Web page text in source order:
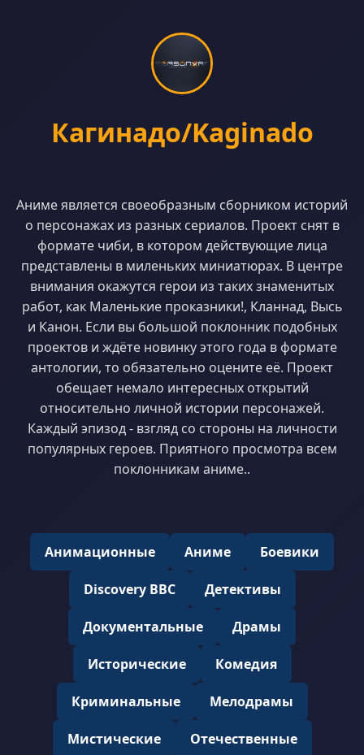
Кагинадо/Kaginado
Аниме является своеобразным сборником историй
о персонажах из разных сериалов. Проект снят в
формате чиби, в котором действующие лица
представлены в миленьких миниатюрах. В центре
внимания окажутся герои из таких знаменитых
работ, как Маленькие проказники!, Кланнад, Высь
и Канон. Если вы большой поклонник подобных
проектов и ждёте новинку этого года в формате
антологии, то обязательно оцените её. Проект
обещает немало интересных открытий
относительно личной истории персонажей.
Каждый эпизод - взгляд со стороны на личности
популярных героев. Приятного просмотра всем
поклонникам аниме..
Анимационные Аниме Боевики
Discovery BBC Детективы
Документальные Драмы
Исторические Комедия
Криминальные Мелодрамы
Мистические Отечественные